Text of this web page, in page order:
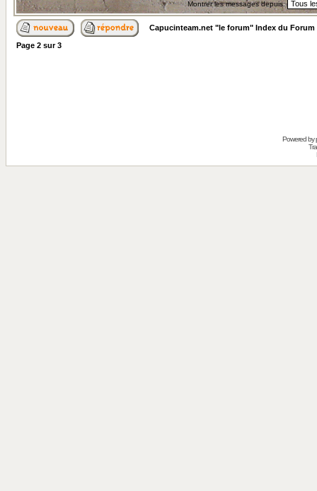
Montrer les messages depuis:
Capucinteam.net "le forum" Index du Forum
Page 2 sur3
Powered by